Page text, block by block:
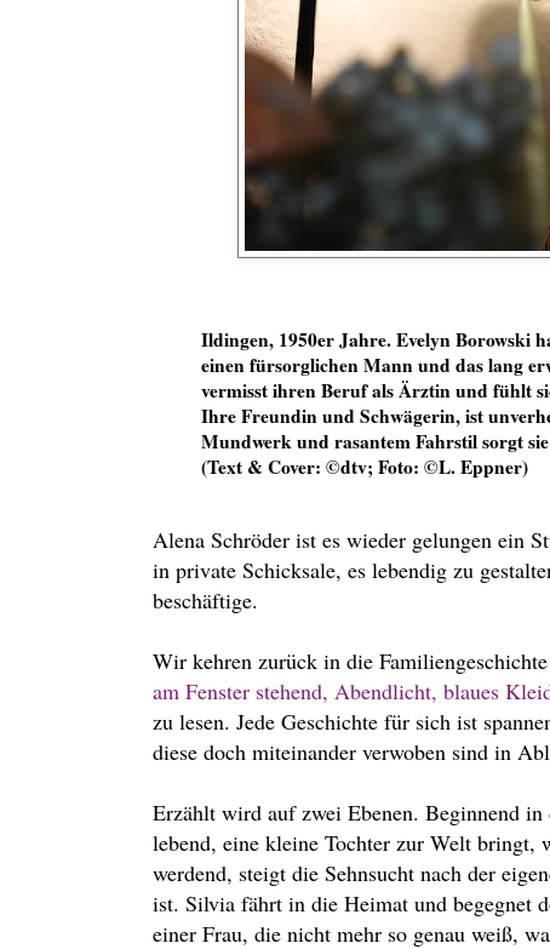
Ildingen, 1950er Jahre. Evelyn Borowski
einen fürsorglichen Mann und das lang
vermisst ihren Beruf als Ärztin und fühlt
Ihre Freundin und Schwägerin, ist
Mundwerk und rasantem Fahrstil sorgt
(Text & Cover: ©dtv; Foto: ©L. Eppner)
Alena Schröder ist es wieder gelungen ein
in private Schicksale, es lebendig zu
beschäftige.
Wir kehren zurück in die
am Fenster stehend, Abendlicht, blaues
zu lesen. Jede Geschichte für sich ist
diese doch miteinander verwoben sind in
Erzählt wird auf zwei Ebenen. Beginnend
lebend, eine kleine Tochter zur Welt bringt,
werdend, steigt die Sehnsucht nach der
ist. Silvia fährt in die Heimat und begegnet
einer Frau, die nicht mehr so genau weiß,